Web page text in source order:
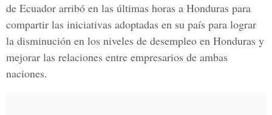
de Ecuador arribó en las últimas horas a Honduras para
compartir las iniciativas adoptadas en su país para lograr
la disminución en los niveles de desempleo en Honduras y
mejorar las relaciones entre empresarios de ambas
naciones.